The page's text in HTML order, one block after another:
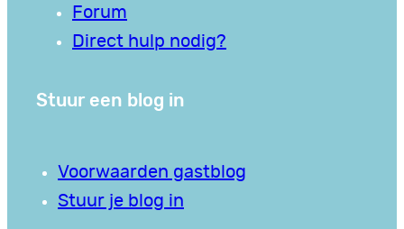
Forum
Direct hulp nodig?
Stuur een blog in
Voorwaarden gastblog
Stuur je blog in